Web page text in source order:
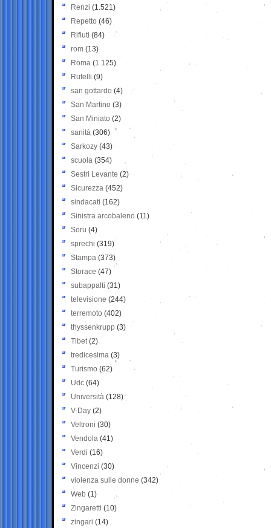
Renzi (1.521)
Repetto (46)
Rifiuti (84)
rom (13)
Roma (1.125)
Rutelli (9)
san gottardo (4)
San Martino (3)
San Miniato (2)
sanità (306)
Sarkozy (43)
scuola (354)
Sestri Levante (2)
Sicurezza (452)
sindacati (162)
Sinistra arcobaleno (11)
Soru (4)
sprechi (319)
Stampa (373)
Storace (47)
subappalti (31)
televisione(244)
terremoto (402)
thyssenkrupp (3)
Tibet(2)
tredicesima (3)
Turismo (62)
Udc (64)
Università (128)
V-Day (2)
Veltroni (30)
Vendola (41)
Verdi (16)
Vincenzi (30)
violenza sulle donne (342)
Web (1)
Zingaretti (10)
zingari (14)